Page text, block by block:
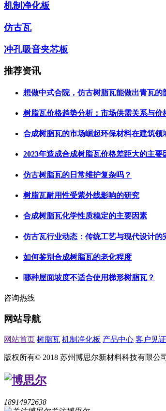
机制净化板
仿古瓦
冲孔吸音夹芯板
推荐资讯
想做中式合院，仿古树脂瓦能做出青瓦的
树脂瓦价格趋势分析：市场供需关系与价
合成树脂瓦的市场崛起环保材料在建筑领
2023年造成合成树脂瓦价格差距大的主要
仿古树脂瓦的日常维护复杂吗？
树脂瓦耐用性受紫外线影响的研究
合成树脂瓦化学性质稳定的主要因素
仿古瓦行业动态：传统工艺与现代设计的
如何鉴别合成树脂瓦的老化程度
哪种屋面坡度不适合使用梯形树脂瓦？
咨询热线
网站导航
网站首页 树脂瓦 机制净化板 产品中心 客户见证
版权所有© 2018 苏州博思尔新材料科技有限公
18914972638